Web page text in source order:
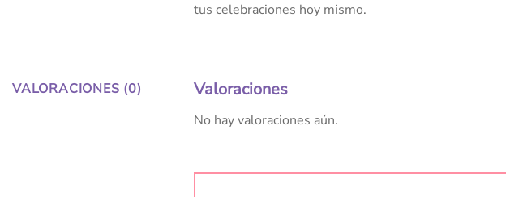
tus celebraciones hoy mismo.
VALORACIONES (0) Valoraciones
No hay valoraciones aún.